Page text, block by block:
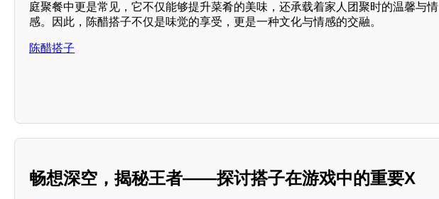
庭聚餐中更是常见，它不仅能够提升菜肴的美味，还承载着家人团聚时的温馨与情
感。因此，陈醋搭子不仅是味觉的享受，更是一种文化与情感的交融。
陈醋搭子
畅想深空，揭秘王者——探讨搭子在游戏中的重要X